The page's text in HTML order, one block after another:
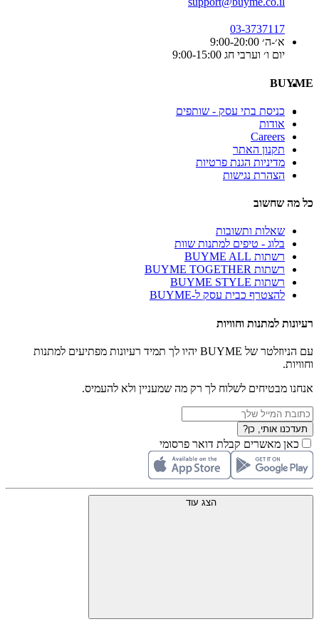
03-3737117
א׳-ה׳ 9:00-20:00
יום ו׳ וערבי חג 9:00-15:00
BUYME
כניסת בתי עסק - שותפים
אודות
Careers
תקנון האתר
מדיניות הגנת פרטיות
הצהרת נגישות
כל מה שחשוב
שאלות ותשובות
בלוג - טיפים למתנות שוות
רשתות BUYME ALL
רשתות BUYME TOGETHER
רשתות BUYME STYLE
להצטרף כבית עסק ל-BUYME
רעיונות למתנות וחוויות
עם הניוזלטר של BUYME יהיו לך תמיד רעיונות מפתיעים למתנות
וחוויות.
אנחנו מבטיחים לשלוח לך רק מה שמעניין ולא להעמיס.
תעדכנו אותי, כן?
כאן מאשרים קבלת דואר פרסומי
הצג עוד